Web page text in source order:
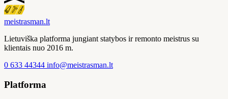
meistrasman.lt
Lietuviška platforma jungiant statybos ir remonto meistrus su
klientais nuo 2016 m.
0 633 44344 info@meistrasman.lt
Platforma